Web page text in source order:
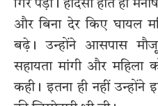
गिर पड़ीं। हादसा होते ही
और बिना देर किए घायल
बढ़े। उन्होंने आसपास
सहायता मांगी और महिला
कही। इतना ही नहीं उन्होंने